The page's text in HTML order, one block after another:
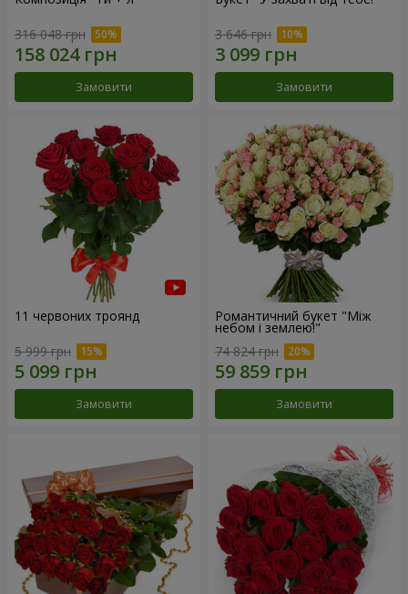
316 048 грн
Замовити
3 646 грн
Замовити
11 червоних троянд
5 999 грн
Замовити
Романтичний букет "Між
небом і землею!"
74 824 грн
Замовити